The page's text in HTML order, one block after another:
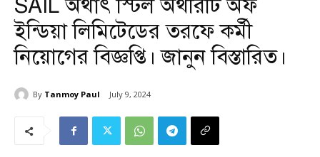
SAIL অর্থাৎ স্টিল অথরিটি অফ
ইন্ডিয়া লিমিটেডের তরফে কর্মী
নিয়োগের বিজ্ঞপ্তি। জানুন বিস্তারিত।
By Tanmoy Paul July 9, 2024